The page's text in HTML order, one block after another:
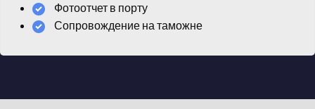
Фотоотчет в порту
Сопровождение на таможне